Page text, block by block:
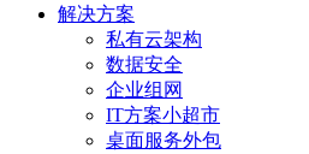
解决方案
私有云架构
数据安全
企业组网
IT方案小超市
桌面服务外包